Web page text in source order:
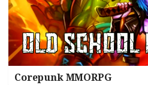
Corepunk MMORPG